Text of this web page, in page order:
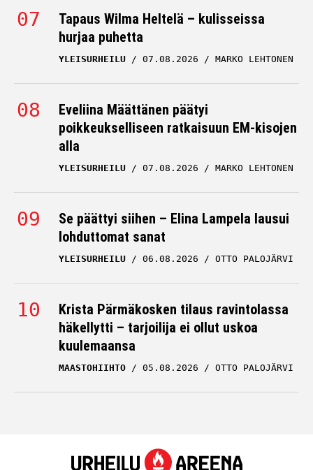
Tapaus Wilma Heltelä – kulisseissa
hurjaa puhetta
YLEISURHEILU 07.08.2026 MARKO LEHTONEN
Eveliina Määttänen päätyi
poikkeukselliseen ratkaisuun EM-kisojen
alla
YLEISURHEILU 07.08.2026 MARKO LEHTONEN
Se päättyi siihen – Elina Lampela lausui
lohduttomat sanat
YLEISURHEILU 06.08.2026 OTTO PALOJÄRVI
Krista Pärmäkosken tilaus ravintolassa
häkellytti – tarjoilija ei ollut uskoa
kuulemaansa
MAASTOHIIHTO 05.08.2026 OTTO PALOJÄRVI